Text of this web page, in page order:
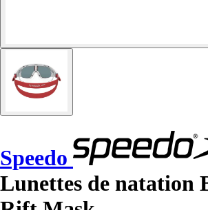
Speedo
Lunettes de natation